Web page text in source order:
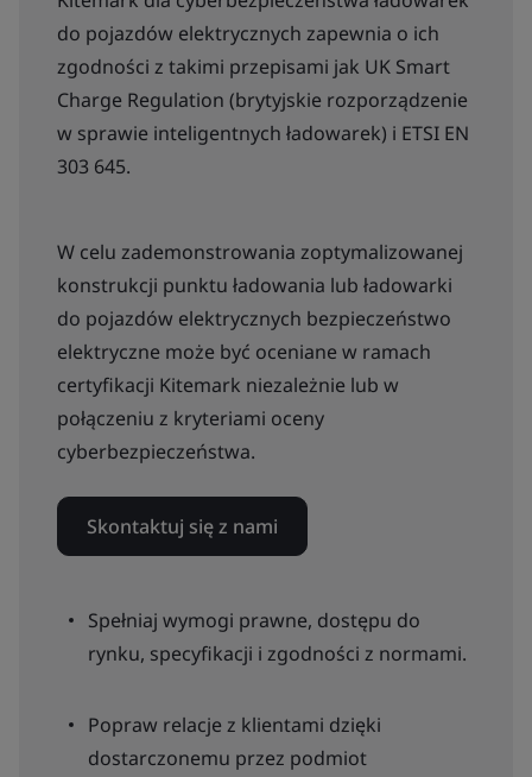
do pojazdów elektrycznych zapewnia o ich
zgodności z takimi przepisami jak UK Smart
Charge Regulation (brytyjskie rozporządzenie
w sprawie inteligentnych ładowarek) i ETSI EN
303 645.
W celu zademonstrowania zoptymalizowanej
konstrukcji punktu ładowania lub ładowarki
do pojazdów elektrycznych bezpieczeństwo
elektryczne może być oceniane w ramach
certyfikacji Kitemark niezależnie lub w
połączeniu z kryteriami oceny
cyberbezpieczeństwa.
Skontaktuj się z nami
Spełniaj wymogi prawne, dostępu do
rynku, specyfikacji i zgodności z normami.
Popraw relacje z klientami dzięki
dostarczonemu przez podmiot